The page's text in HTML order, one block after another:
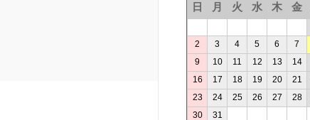
日
月 火 水 木 金
2
3 4 5 6 7
9
10 11 12 13 14
16
17 18 19 20 21
23
24 25 26 27 28
30
31